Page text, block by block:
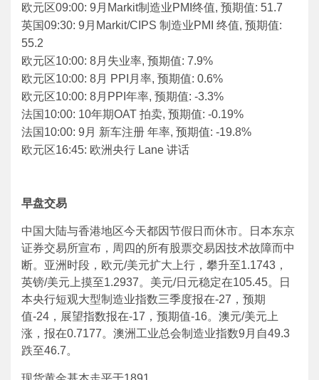
欧元区09:00: 9月Markit制造业PMI终值, 预期值: 51.7
英国09:30: 9月Markit/CIPS 制造业PMI 终值, 预期值:
55.2
欧元区10:00: 8月失业率, 预期值: 7.9%
欧元区10:00: 8月 PPI月率, 预期值: 0.6%
欧元区10:00: 8月PPI年率, 预期值: -3.3%
法国10:00: 10年期OAT 拍卖, 预期值: -0.19%
法国10:00: 9月 新车注册 年率, 预期值: -19.8%
欧元区16:45: 欧洲央行 Lane 讲话
早盘交易
中国大陆与香港地区今天都因节假日而休市。日本东京
证券交易所宣布，周四的所有股票交易因技术故障而中
断。亚洲时段，欧元/美元扩大上行，攀升至1.1743，
英镑/美元上摸至1.2937。美元/日元稳定在105.45。日
本央行短观大型制造业指数三季度报在-27，预期
值-24，展望指数报在-17，预期值-16。澳元/美元上
涨，报在0.7177。澳洲工业总会制造业指数9月自49.3
跌至46.7。